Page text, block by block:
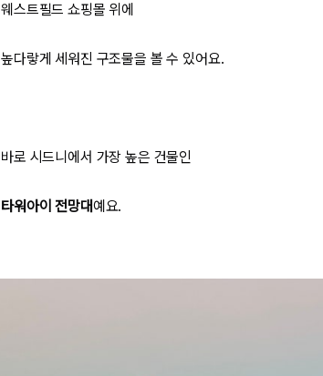
웨스트필드 쇼핑몰 위에
높다랗게 세워진 구조물을 볼 수 있어요.
바로 시드니에서 가장 높은 건물인
타워아이 전망대예요.